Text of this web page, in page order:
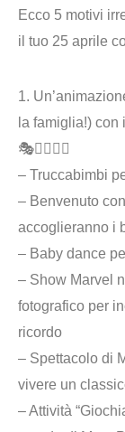
Ecco 5 motivi
il tuo 25 aprile
1. Un’
la famiglia!) con
🎭🦸‍♀️🦸‍♂️
– Truccabimbi
– Benvenuto
accoglieranno i
– Baby dance
– Show Marvel
fotografico per
ricordo
– Spettacolo di
vivere un
– Attività “